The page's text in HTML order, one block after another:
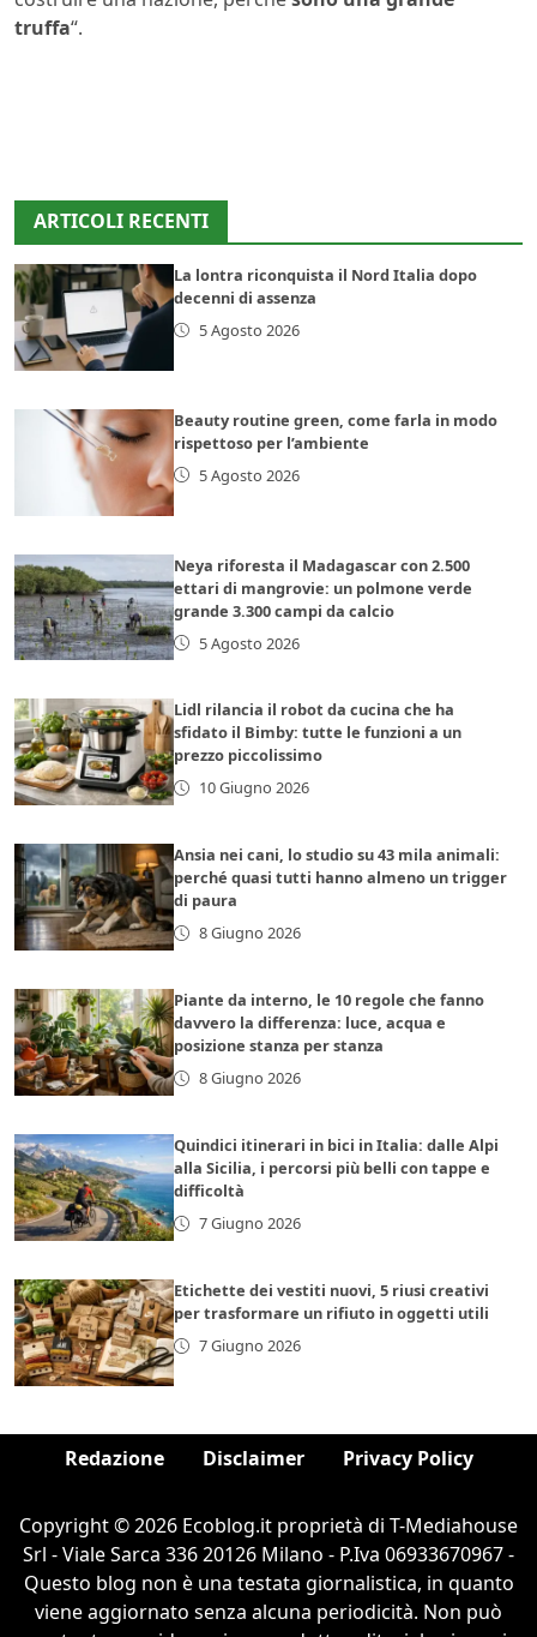
truffa“.
ARTICOLI RECENTI
La lontra riconquista il Nord Italia dopo
decenni di assenza
5 Agosto 2026
Beauty routine green, come farla in modo
rispettoso per l’ambiente
5 Agosto 2026
Neya riforesta il Madagascar con 2.500
ettari di mangrovie: un polmone verde
grande 3.300 campi da calcio
5 Agosto 2026
Lidl rilancia il robot da cucina che ha
sfidato il Bimby: tutte le funzioni a un
prezzo piccolissimo
10 Giugno 2026
Ansia nei cani, lo studio su 43 mila animali:
perché quasi tutti hanno almeno un trigger
di paura
8 Giugno 2026
Piante da interno, le 10 regole che fanno
davvero la differenza: luce, acqua e
posizione stanza per stanza
8 Giugno 2026
Quindici itinerari in bici in Italia: dalle Alpi
alla Sicilia, i percorsi più belli con tappe e
difficoltà
7 Giugno 2026
Etichette dei vestiti nuovi, 5 riusi creativi
per trasformare un rifiuto in oggetti utili
7 Giugno 2026
Redazione Disclaimer Privacy Policy
Copyright © 2026 Ecoblog.it proprietà di T-Mediahouse
Srl - Viale Sarca 336 20126 Milano - P.Iva 06933670967 -
Questo blog non è una testata giornalistica, in quanto
viene aggiornato senza alcuna periodicità. Non può